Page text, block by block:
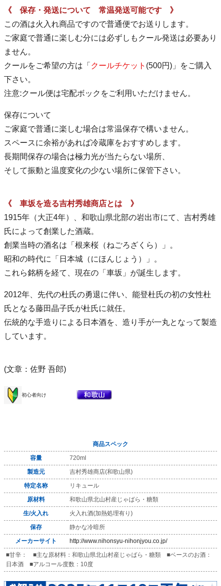
《 保存・発送について 常温発送可能です 》
この酒は火入れ商品ですので普通便でお送りします。
ご家庭で普通に楽しむ分には必ずしもクール発送は必要あり
ません。
クールをご希望の方は「 クールチケット (500円)」をご購入
下さい。
注意:クール便は宅配ボックをご利用いただけません。
保存について
ご家庭で普通に楽しむ場合は常温保存で構いません。
スペースに余裕があれば冷蔵庫をおすすめします。
長期間保存の場合は極力光が当たらない場所、
そして振動と温度変化の少ない場所に保管下さい。
《 車坂を造る吉村秀雄商店とは 》
1915年（大正4年）、和歌山県北部の岩出市にて、吉村秀雄
氏によって創業した酒蔵。
創業当時の酒名は「根来桜（ねごろざくら）」。
昭和の時代に「日本城（にほんじょう）」。
これら銘柄を経て、現在の「車坂」が誕生します。
2012年、先代の杜氏の勇退に伴い、能登杜氏の初の女性杜
氏となる藤田晶子氏が杜氏に就任。
伝統的な手造りによる日本酒を、造り手が一丸となって製造
しています。
(文章：佐野 吾郎)
初心者向け
商品スペック
容量
720ml
製造元
吉村秀雄商店(和歌山県)
特定名称
リキュール
原材料
和歌山県北山村産じゃばら・糖類
生/火入れ
火入れ酒(加熱処理有り)
保存
静かな冷暗所
メーカーサイト
http://www.nihonsyu-nihonjyou.co.jp/
■甘辛： ■主な原材料：和歌山県北山村産じゃばら・糖類 ■ベースのお酒：
日本酒 ■アルコール度数：10度